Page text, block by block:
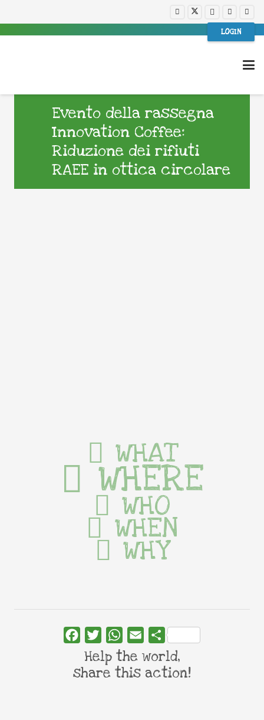
LOGIN
Evento della rassegna
Innovation Coffee:
Riduzione dei rifiuti
RAEE in ottica circolare
WHAT
WHERE
WHO
WHEN
WHY
FacebookTwitterWhatsApp
Email Share
Help the world,
share this action!